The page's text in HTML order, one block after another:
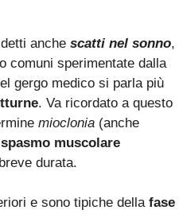
anche scatti nel sonno,
comuni sperimentate dalla
gergo medico si parla più
. Va ricordato a questo
mioclonia(anche
spasmo muscolare
durata.
e sono tipiche della fase